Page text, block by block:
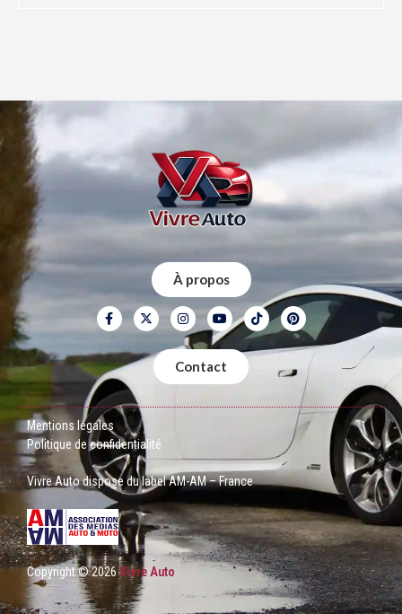
À propos
Contact
Mentions légales
Politique de confidentialité
Vivre Auto dispose du label AM-AM – France
Copyright © 2026Vivre Auto